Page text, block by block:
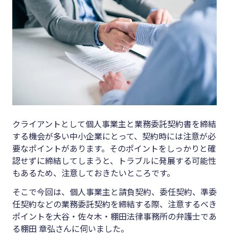
#インボイス制度
#電子帳簿保存法
#集客
#生産性向上
#採用
#人材育成
#店舗経営
#クラブオフ
#生産性
#店舗経
#クラブ
オフ
クライアントとして個人事業主と業務委託契約書を締結
する機会が多い中小企業にとって、契約時には注意が必
要なポイントがあります。そのポイントをしっかりと確
認せずに締結してしまうと、トラブルに発展する可能性
もあるため、注意しておきたいところです。
そこで今回は、個人事業主と請負契約、委任契約、準委
任契約などの業務委託契約を締結する際、注意するべき
ポイントを大谷・佐々木・棚田法律事務所の弁護士であ
る棚田 章弘さんに伺いました。